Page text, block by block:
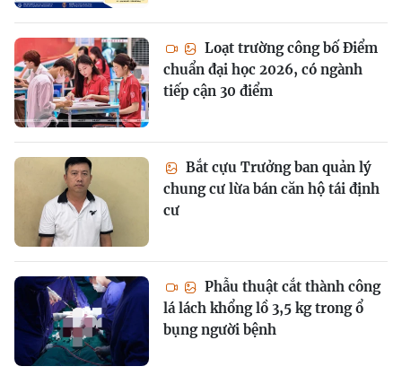
Loạt trường công bố Điểm
chuẩn đại học 2026, có ngành
tiếp cận 30 điểm
Bắt cựu Trưởng ban quản lý
chung cư lừa bán căn hộ tái định
cư
Phẫu thuật cắt thành công
lá lách khổng lồ 3,5 kg trong ổ
bụng người bệnh